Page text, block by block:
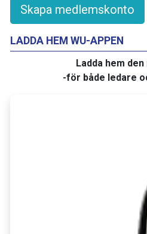
Skapa medlemskonto
LADDA HEM WU-APPEN
Ladda hem den
-för både ledare